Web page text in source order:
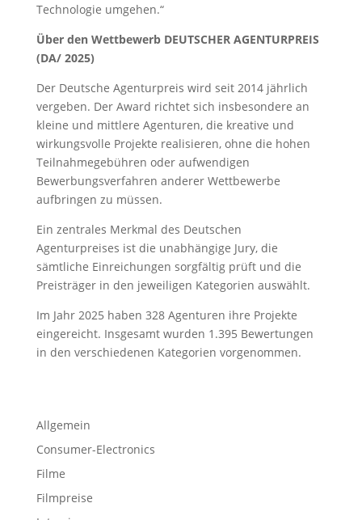
Technologie umgehen.“
Über den Wettbewerb DEUTSCHER AGENTURPREIS
(DA/ 2025)
Der Deutsche Agenturpreis wird seit 2014 jährlich
vergeben. Der Award richtet sich insbesondere an
kleine und mittlere Agenturen, die kreative und
wirkungsvolle Projekte realisieren, ohne die hohen
Teilnahmegebühren oder aufwendigen
Bewerbungsverfahren anderer Wettbewerbe
aufbringen zu müssen.
Ein zentrales Merkmal des Deutschen
Agenturpreises ist die unabhängige Jury, die
sämtliche Einreichungen sorgfältig prüft und die
Preisträger in den jeweiligen Kategorien auswählt.
Im Jahr 2025 haben 328 Agenturen ihre Projekte
eingereicht. Insgesamt wurden 1.395 Bewertungen
in den verschiedenen Kategorien vorgenommen.
Allgemein
Consumer-Electronics
Filme
Filmpreise